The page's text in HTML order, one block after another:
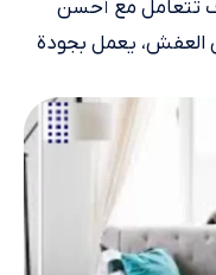
تتعامل مع أحسن
العفش، يعمل بجودة